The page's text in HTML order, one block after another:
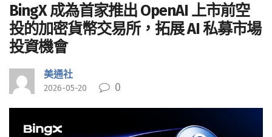
BingX 成為首家推出 OpenAI 上市前空
投的加密貨幣交易所，拓展 AI 私募市場
投資機會
美通社
2026-05-20 0